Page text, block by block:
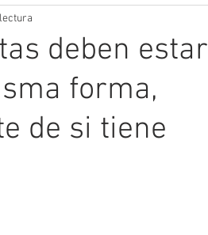
deben estar
forma,
de si tiene